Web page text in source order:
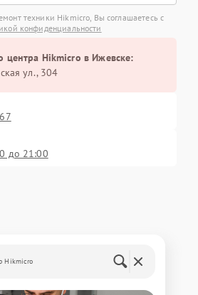
техники Hikmicro, Вы соглашаетесь с
конфиденциальности
центра Hikmicro в Ижевске:
ул., 304
до 21:00
Hikmicro